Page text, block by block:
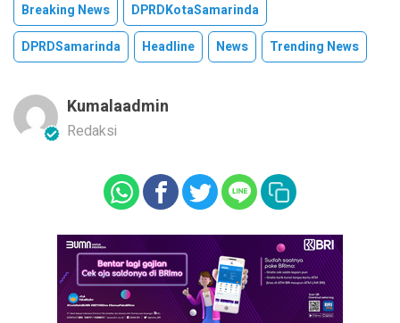
Breaking News
DPRDKotaSamarinda
DPRDSamarinda
Headline News Trending News
Kumalaadmin
Redaksi